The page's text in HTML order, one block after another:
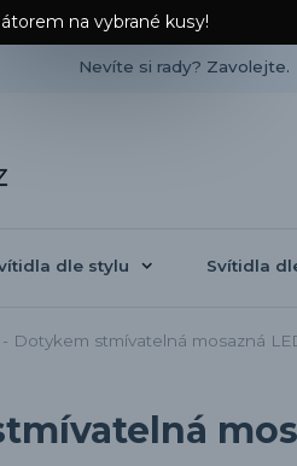
na vybrané kusy!
Nevíte si rady? Zavolejte.
dle stylu Svítidla
Dotykem stmívatelná mosazná